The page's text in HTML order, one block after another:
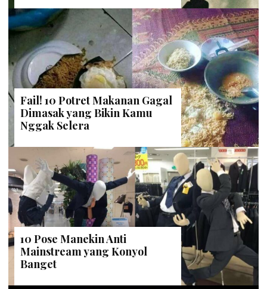
Fail! 10 Potret Makanan Gagal
Dimasak yang Bikin Kamu
Nggak Selera
10 Pose Manekin Anti
Mainstream yang Konyol
Banget